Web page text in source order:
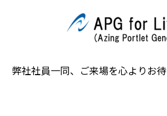
弊社社員一同、ご来場を心よりお待